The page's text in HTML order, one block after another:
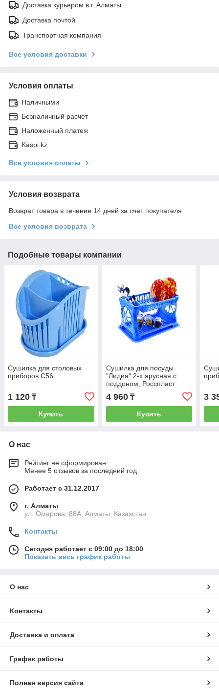
Доставка курьером в г. Алматы
Доставка почтой
Транспортная компания
Все условия доставки
Условия оплаты
Наличными
Безналичный расчет
Наложенный платеж
Kaspi.kz
Все условия оплаты
Условия возврата
Возврат товара в течение 14 дней за счет покупателя
Все условия возврата
Подобные товары компании
Сушилка для столовых
приборов С56
1 120 ₸
Купить
Сушилка для посуды
"Лидия" 2-х ярусная с
поддоном, Росспласт
4 960₸
Купить
3
О нас
Рейтинг не сформирован
Менее 5 отзывов за последний год
Работает с 31.12.2017
г. Алматы
ул. Омарова, 88А, Алматы, Казахстан
Контакты
Сегодня работает с 09:00 до 18:00
Показать весь график работы
О нас
Контакты
Доставка и оплата
График работы
Полная версия сайта